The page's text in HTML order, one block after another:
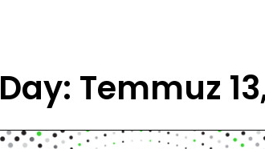
Day: Temmuz